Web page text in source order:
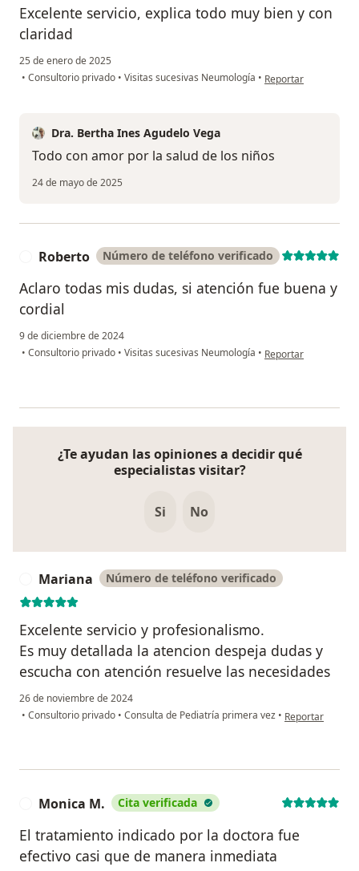
Excelente servicio, explica todo muy bien y con
claridad
25 de enero de 2025
• Consultorio privado • Visitas sucesivas Neumología • en opinión del
Reportar
Dra. Bertha Ines Agudelo Vega
Todo con amor por la salud de los niños
24 de mayo de 2025
Roberto Número de teléfono verificado
Aclaro todas mis dudas, si atención fue buena y
cordial
9 de diciembre de 2024
• Consultorio privado • Visitas sucesivas Neumología • en opinión del
Reportar
¿Te ayudan las opiniones a decidir qué
especialistas visitar?
Si No
Mariana Número de teléfono verificado
Excelente servicio y profesionalismo.
Es muy detallada la atencion despeja dudas y
escucha con atención resuelve las necesidades
26 de noviembre de 2024
• Consultorio privado • Consulta de Pediatría primera vez • en opinión del
Reportar
Monica M. Cita verificada
El tratamiento indicado por la doctora fue
efectivo casi que de manera inmediata